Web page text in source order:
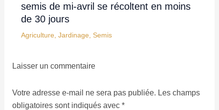
semis de mi-avril se récoltent en moins
de 30 jours
Agriculture Jardinage Semis
Laisser un commentaire
Votre adresse e-mail ne sera pas publiée. Les champs
obligatoires sont indiqués avec *